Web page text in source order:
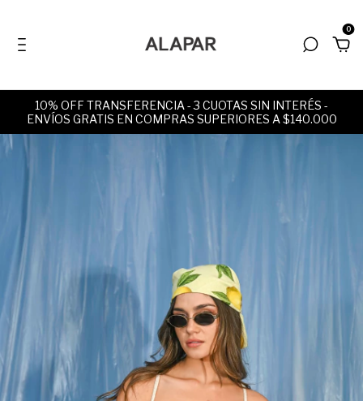
0
10% OFF TRANSFERENCIA - 3 CUOTAS SIN INTERÉS -
ENVÍOS GRATIS EN COMPRAS SUPERIORES A $140.000